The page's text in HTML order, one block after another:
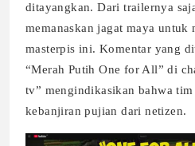
ditayangkan. Dari trailernya
memanaskan jagat maya
masterpis ini. Komentar yang
“Merah Putih One for All” di
tv” mengindikasikan bahwa
kebanjiran pujian dari netizen.